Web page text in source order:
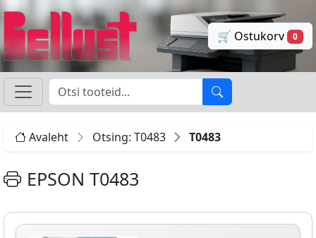
🛒 Ostukorv 0
Avaleht Otsing: T0483 T0483
EPSON T0483